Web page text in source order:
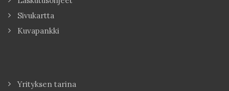
Sivukartta
Kuvapankki
Yrityksen tarina